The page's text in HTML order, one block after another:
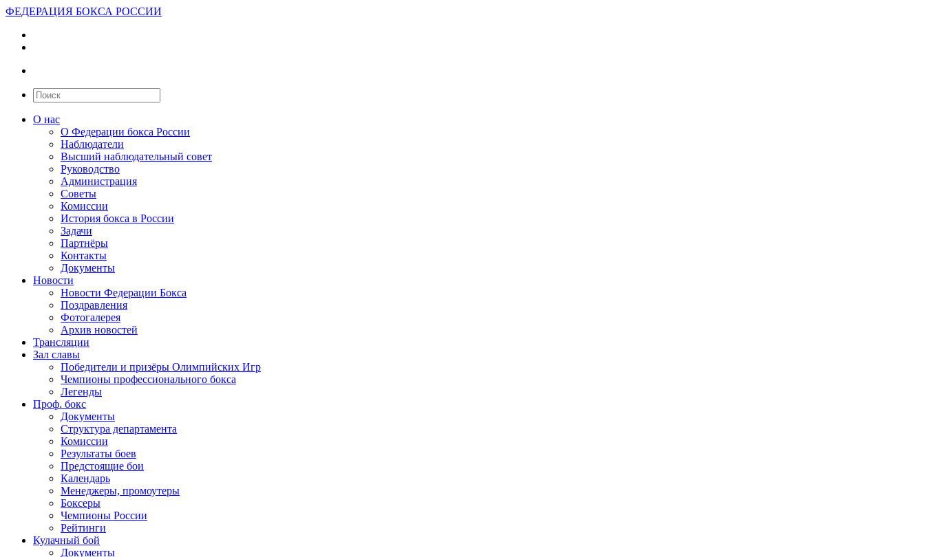
ФЕДЕРАЦИЯ БОКСА РОССИИ
О нас
О Федерации бокса России
Наблюдатели
Высший наблюдательный совет
Руководство
Администрация
Советы
Комиссии
История бокса в России
Задачи
Партнёры
Контакты
Документы
Новости
Новости Федерации Бокса
Поздравления
Фотогалерея
Архив новостей
Трансляции
Зал славы
Победители и призёры Олимпийских Игр
Чемпионы профессионального бокса
Легенды
Проф. бокс
Документы
Структура департамента
Комиссии
Результаты боев
Предстоящие бои
Календарь
Менеджеры, промоутеры
Боксеры
Чемпионы России
Рейтинги
Кулачный бой
Документы